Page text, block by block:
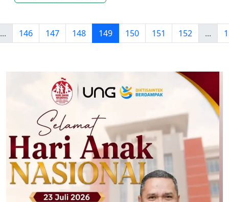
... 146 147 148 149 150 151 152 ...